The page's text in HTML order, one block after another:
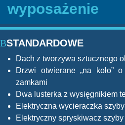
wyposażenie
STANDARDOWE
Dach z tworzywa sztucznego
Drzwi otwierane „na koło”
zamkami
Dwa lusterka z wysięgnikiem
Elektryczna wycieraczka
Elektryczny spryskiwacz